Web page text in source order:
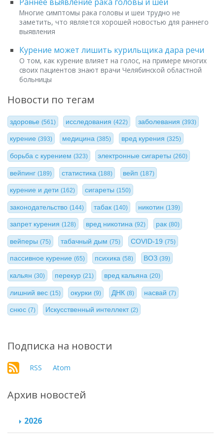
Многие симптомы рака головы и шеи трудно не
заметить, что является хорошей новостью для раннего
выявления
Курение может лишить курильщика дара речи
О том, как курение влияет на голос, на примере многих
своих пациентов знают врачи Челябинской областной
больницы
Новости по тегам
здоровье (561) исследования(422) заболевания (393)
курение (393) медицина(385) вред курения (325)
борьба с курением (323) электронные сигареты(260)
вейпинг (189) статистика(188) вейп (187)
курение и дети (162) сигареты(150)
законодательство (144) табак(140) никотин (139)
запрет курения (128) вред никотина(92) рак (80)
вейперы (75) табачный дым(75) COVID-19 (75)
пассивное курение (65) психика(58) ВОЗ (39)
кальян (30) перекур(21) вред кальяна (20)
лишний вес (15) окурки(9) ДНК (8) насвай(7)
снюс (7) Искусственный интеллект(2)
Подписка на новости
RSS Atom
Архив новостей
2026